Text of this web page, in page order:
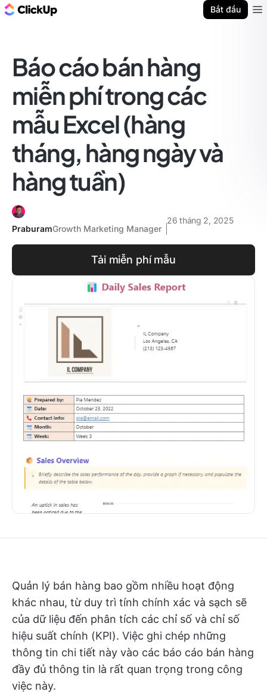
Bắt đầu
Báo cáo bán hàng
miễn phí trong các
mẫu Excel (hàng
tháng, hàng ngày và
hàng tuần)
PraburamGrowth Marketing Manager
26 tháng 2, 2025
Tải miễn phí mẫu
Quản lý bán hàng bao gồm nhiều hoạt động
khác nhau, từ duy trì tính chính xác và sạch sẽ
của dữ liệu đến phân tích các chỉ số và chỉ số
hiệu suất chính (KPI). Việc ghi chép những
thông tin chi tiết này vào các báo cáo bán hàng
đầy đủ thông tin là rất quan trọng trong công
việc này.